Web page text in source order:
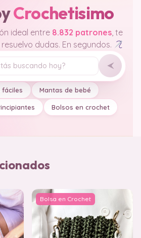
Crochetisimo
ideal entre 8.832 patrones, te
dudas. En segundos.
fáciles Mantas de bebé
Bolsos en crochet
Bolsa en Crochet